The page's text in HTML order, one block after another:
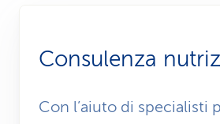
Consulenza
Con l’aiuto di specialisti